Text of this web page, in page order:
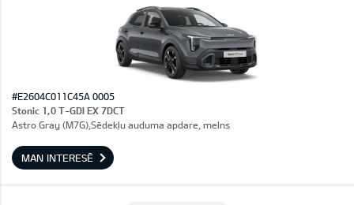
#E2604C011C45A 0005
Stonic 1,0 T-GDI EX 7DCT
Astro Gray (M7G),Sēdekļu auduma apdare, melns
MAN INTERESĒ